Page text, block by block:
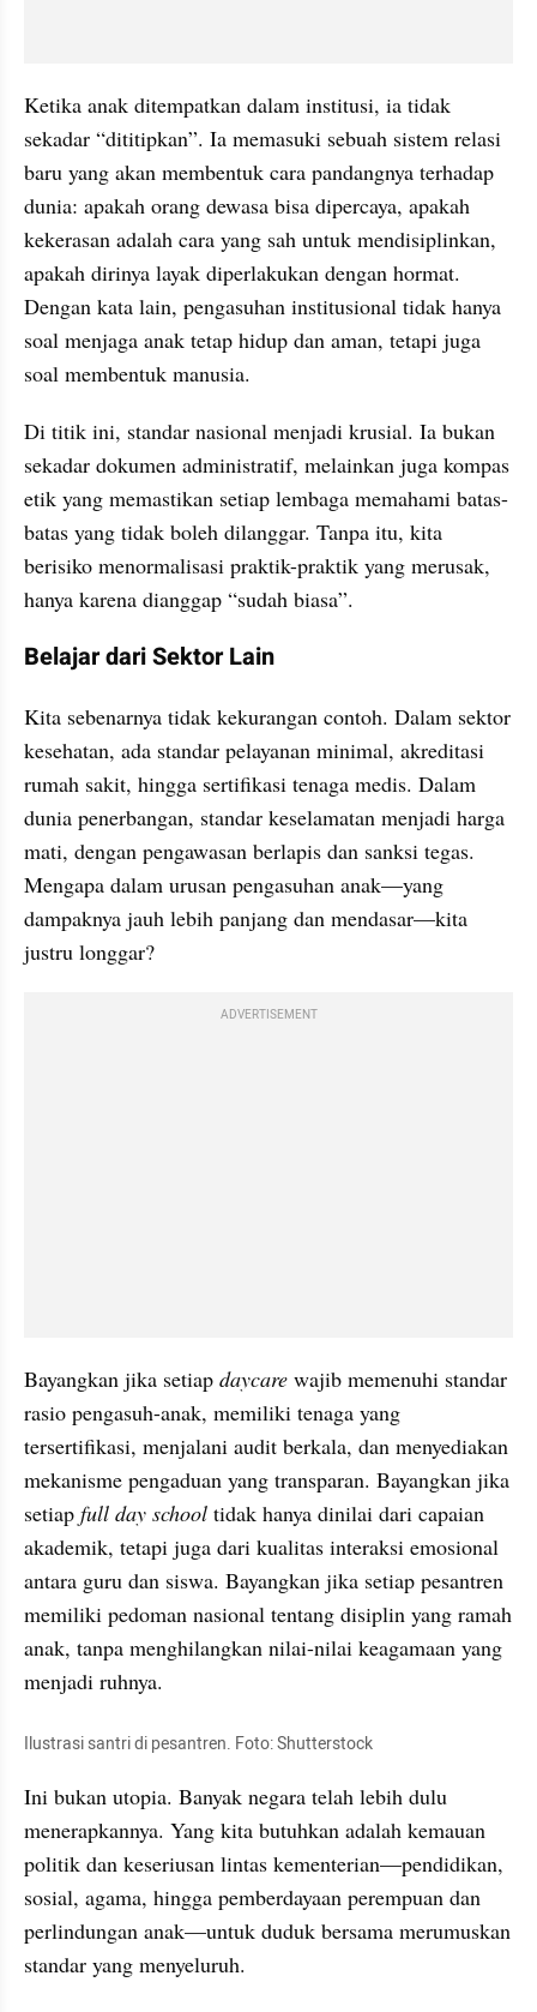
Ketika anak ditempatkan dalam institusi, ia tidak
sekadar “dititipkan”. Ia memasuki sebuah sistem relasi
baru yang akan membentuk cara pandangnya terhadap
dunia: apakah orang dewasa bisa dipercaya, apakah
kekerasan adalah cara yang sah untuk mendisiplinkan,
apakah dirinya layak diperlakukan dengan hormat.
Dengan kata lain, pengasuhan institusional tidak hanya
soal menjaga anak tetap hidup dan aman, tetapi juga
soal membentuk manusia.
Di titik ini, standar nasional menjadi krusial. Ia bukan
sekadar dokumen administratif, melainkan juga kompas
etik yang memastikan setiap lembaga memahami batas-
batas yang tidak boleh dilanggar. Tanpa itu, kita
berisiko menormalisasi praktik-praktik yang merusak,
hanya karena dianggap “sudah biasa”.
Belajar dari Sektor Lain
Kita sebenarnya tidak kekurangan contoh. Dalam sektor
kesehatan, ada standar pelayanan minimal, akreditasi
rumah sakit, hingga sertifikasi tenaga medis. Dalam
dunia penerbangan, standar keselamatan menjadi harga
mati, dengan pengawasan berlapis dan sanksi tegas.
Mengapa dalam urusan pengasuhan anak—yang
dampaknya jauh lebih panjang dan mendasar—kita
justru longgar?
ADVERTISEMENT
Bayangkan jika setiap daycare wajib memenuhi standar
rasio pengasuh-anak, memiliki tenaga yang
tersertifikasi, menjalani audit berkala, dan menyediakan
mekanisme pengaduan yang transparan. Bayangkan jika
setiap full day school tidak hanya dinilai dari capaian
akademik, tetapi juga dari kualitas interaksi emosional
antara guru dan siswa. Bayangkan jika setiap pesantren
memiliki pedoman nasional tentang disiplin yang ramah
anak, tanpa menghilangkan nilai-nilai keagamaan yang
menjadi ruhnya.
Ilustrasi santri di pesantren. Foto: Shutterstock
Ini bukan utopia. Banyak negara telah lebih dulu
menerapkannya. Yang kita butuhkan adalah kemauan
politik dan keseriusan lintas kementerian—pendidikan,
sosial, agama, hingga pemberdayaan perempuan dan
perlindungan anak—untuk duduk bersama merumuskan
standar yang menyeluruh.